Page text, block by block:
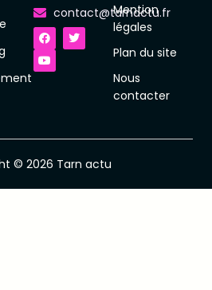
contact@tarnactu.fr
F
a
c
e
b
T
w
i
Y
o
u
t
u
Mention
légales
Plan du site
Nous
contacter
© 2026 Tarn actu